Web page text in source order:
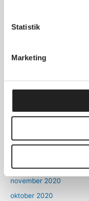
Statistik
Marketing
december 2023
november 2022
marts 2022
september 2021
december 2020
november 2020
oktober 2020